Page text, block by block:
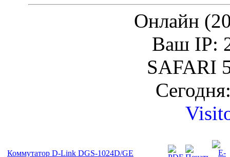
Онлайн
Ваш IP:
SAFARI
Коммутатор D-Link DGS-1024D/GE